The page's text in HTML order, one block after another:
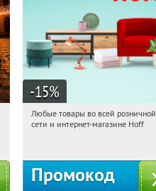
-15%
17:33:59 Получили:
Любые товары во всей розничной
сети и интернет-магазине Hoff
Промокод